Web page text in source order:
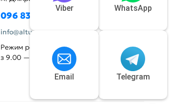
096 837-95-50
info@altuntop.com.ua
Режим роботи:
з 9.00 — 20.00, вихідний - неділя
WhatsApp
Viber
Telegram
Email